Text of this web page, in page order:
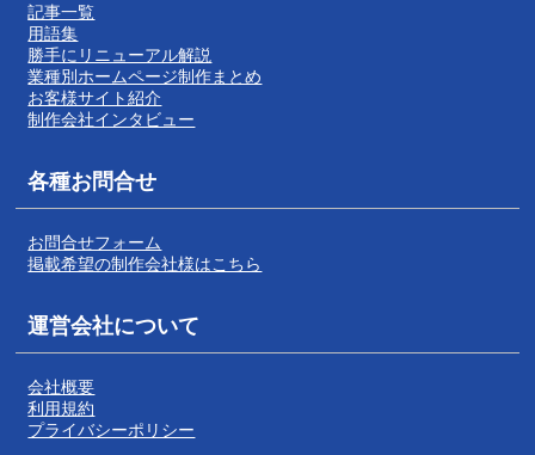
記事一覧
用語集
勝手にリニューアル解説
業種別ホームページ制作まとめ
お客様サイト紹介
制作会社インタビュー
各種お問合せ
お問合せフォーム
掲載希望の制作会社様はこちら
運営会社について
会社概要
利用規約
プライバシーポリシー